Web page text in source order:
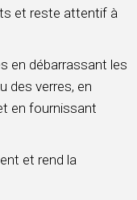
et reste attentif à
en débarrassant les
des verres, en
en fournissant
et rend la